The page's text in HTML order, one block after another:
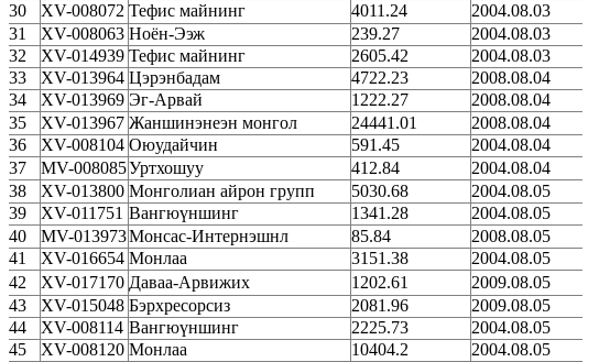
30
XV-008072 Тефис майнинг 4011.24
2004.08.03
31
XV-008063 Ноён-Ээж 239.27
2004.08.03
32
XV-014939 Тефис майнинг 2605.42
2004.08.03
33
XV-013964 Цэрэнбадам 4722.23
2008.08.04
34
XV-013969 Эг-Арвай 1222.27
2008.08.04
35
XV-013967 Жаншинэнеэн монгол 24441.01
2008.08.04
36
XV-008104 Оюудайчин 591.45
2004.08.04
37
MV-008085Уртхошуу 412.84
2004.08.04
38
XV-013800 Монголиан айрон групп 5030.68
2004.08.05
39
XV-011751 Вангюүншинг 1341.28
2004.08.05
40
MV-013973Монсас-Интернэшнл 85.84
2008.08.05
41
XV-016654 Монлаа 3151.38
2004.08.05
42
XV-017170 Даваа-Арвижих 1202.61
2009.08.05
43
XV-015048 Бэрхресорсиз 2081.96
2009.08.05
44
XV-008114 Вангюүншинг 2225.73
2004.08.05
45
XV-008120 Монлаа 10404.2 2004.08.05